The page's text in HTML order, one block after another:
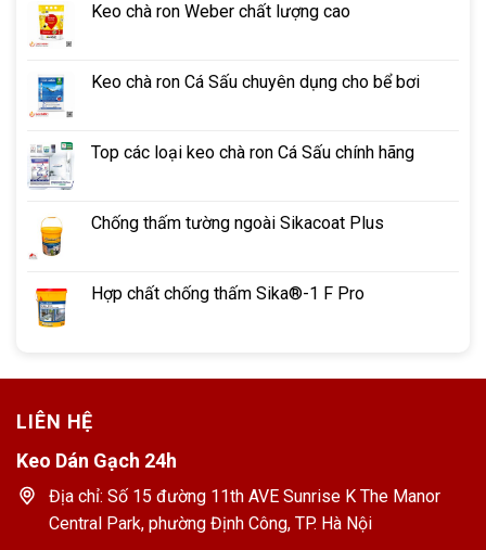
Keo chà ron Weber chất lượng cao
Keo chà ron Cá Sấu chuyên dụng cho bể bơi
Top các loại keo chà ron Cá Sấu chính hãng
Chống thấm tường ngoài Sikacoat Plus
Hợp chất chống thấm Sika®-1 F Pro
LIÊN HỆ
Keo Dán Gạch 24h
Địa chỉ: Số 15 đường 11th AVE Sunrise K The Manor
Central Park, phường Định Công, TP. Hà Nội